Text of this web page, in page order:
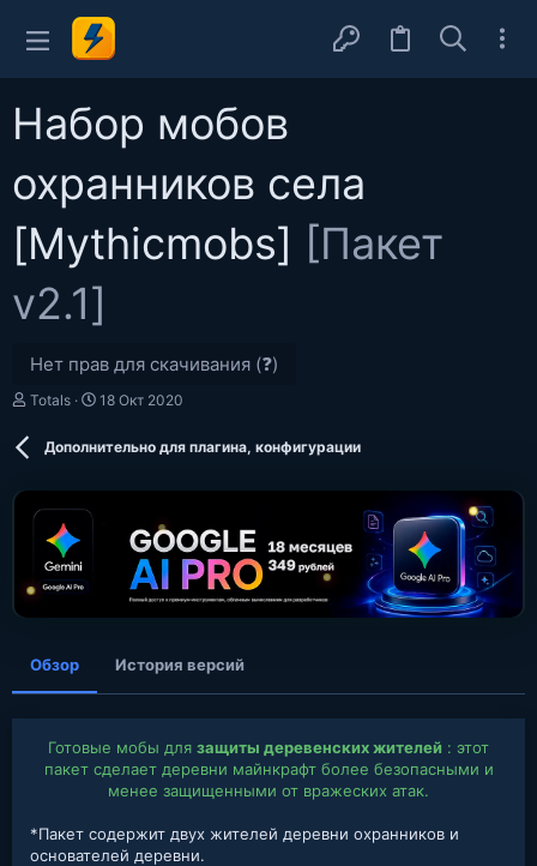
Набор мобов
охранников села
[Mythicmobs] [Пакет
v2.1]
Нет прав для скачивания (❓)
А
Totals
Д
а
о
18 Окт 2020
Дополнительно для плагина, конфигурации
Обзор История версий
Готовые мобы для защиты деревенских жителей : этот
пакет сделает деревни майнкрафт более безопасными и
менее защищенными от вражеских атак.
*Пакет содержит двух жителей деревни охранников и
основателей деревни.